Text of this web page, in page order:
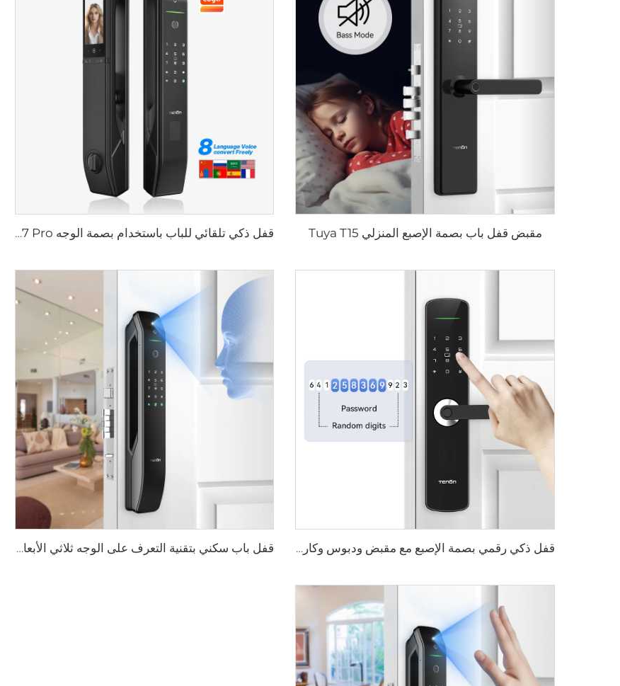
مقبض قفل باب بصمة الإصبع المنزلي Tuya T15 قفل ذكي تلقائي للباب باستخدام بصمة الوجه D7 Pro
قفل ذكي رقمي بصمة الإصبع مع مقبض ودبوس وكارت Tenon E3 قفل باب سكني بتقنية التعرف على الوجه ثلاثي الأبعاد والبصمة Tenon A6 Pro